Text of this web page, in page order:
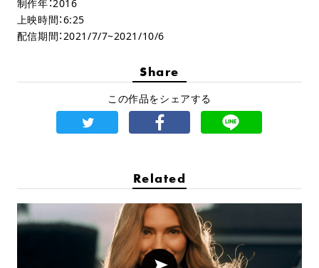
制作年：2016
上映時間：6:25
配信期間：2021/7/7~2021/10/6
Share
この作品をシェアする
Related